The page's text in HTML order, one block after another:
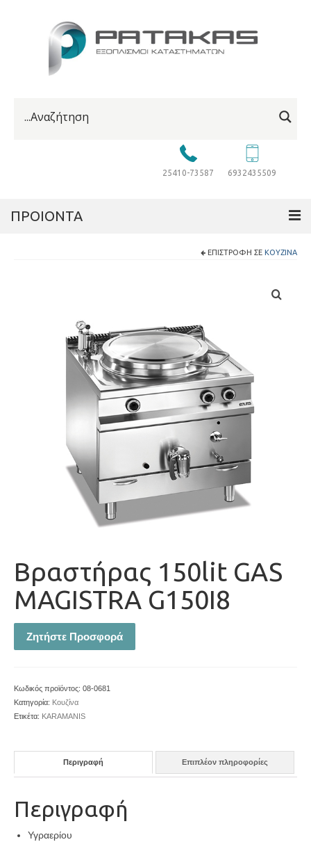
25410-73587 6932435509
ΠΡΟΙΟΝΤΑ
ΕΠΙΣΤΡΟΦΉ ΣΕ ΚΟΥΖΊΝΑ
Βραστήρας 150lit GAS
MAGISTRA G150I8
Ζητήστε Προσφορά
Κωδικός προϊόντος: 08-0681
Κατηγορία: Κουζίνα
Ετικέτα: KARAMANIS
Περιγραφή Επιπλέον πληροφορίες
Περιγραφή
Υγραερίου